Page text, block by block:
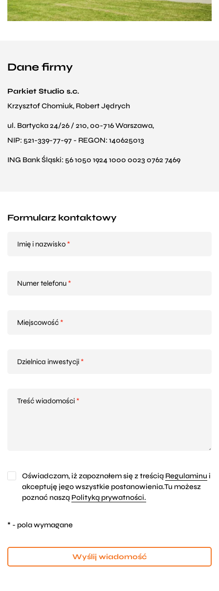
Dane firmy
Parkiet Studio s.c.
Krzysztof Chomiuk, Robert Jędrych
ul. Bartycka 24/26 / 210, 00-716 Warszawa,
NIP: 521-339-77-97 - REGON: 140625013
ING Bank Śląski: 56 1050 1924 1000 0023 0762 7469
Formularz kontaktowy
Imię i nazwisko *
Numer telefonu *
Miejscowość *
Dzielnica inwestycji *
Treść wiadomości *
Oświadczam, iż zapoznałem się z treścią Regulaminu i
akceptuję jego wszystkie postanowienia.Tu możesz
poznać naszą Polityką prywatności.
* - pola wymagane
Wyślij wiadomość